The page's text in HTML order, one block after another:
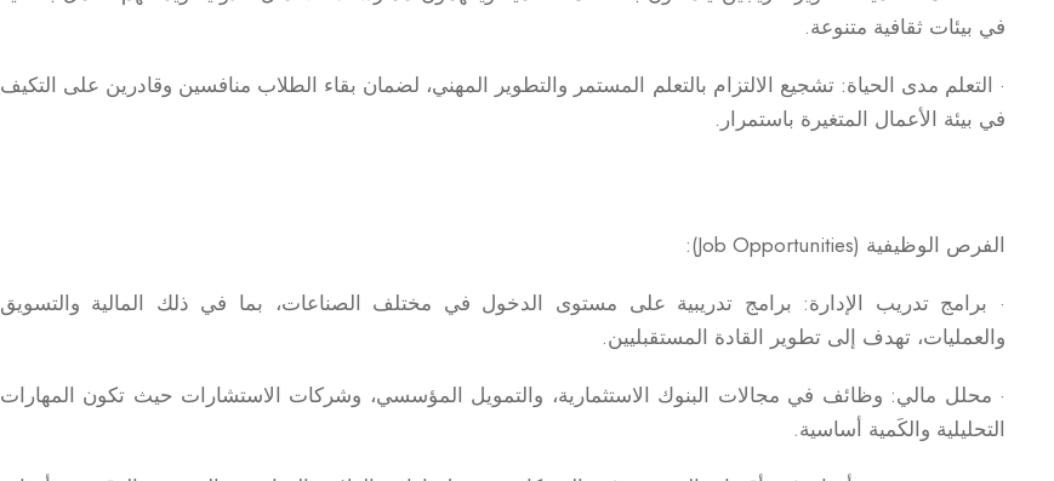
في بيئات ثقافية متنوعة.
· التعلم مدى الحياة: تشجيع الالتزام بالتعلم المستمر والتطوير المهني، لضمان بقاء الطلاب منافسين وقادرين على التكيف
في بيئة الأعمال المتغيرة باستمرار.
الفرص الوظيفية (Job Opportunities):
· برامج تدريب الإدارة: برامج تدريبية على مستوى الدخول في مختلف الصناعات، بما في ذلك المالية والتسويق
والعمليات، تهدف إلى تطوير القادة المستقبليين.
· محلل مالي: وظائف في مجالات البنوك الاستثمارية، والتمويل المؤسسي، وشركات الاستشارات حيث تكون المهارات
التحليلية والكَمية أساسية.